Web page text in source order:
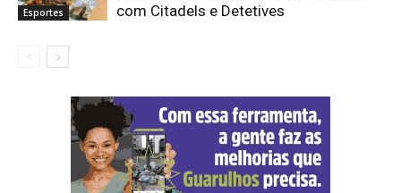
Esportes
com Citadels e Detetives